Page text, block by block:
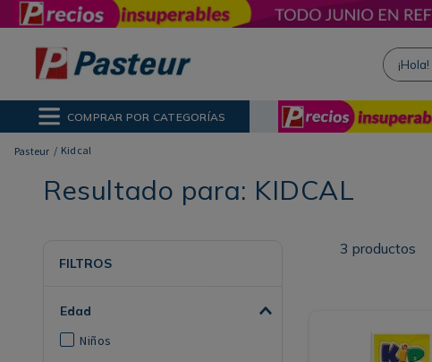
¡Hola!
COMPRAR POR CATEGORÍAS
Kidcal
Resultado para: KIDCAL
FILTROS
Edad
Niños
3 productos
MÁS BUSCADOS
Solar